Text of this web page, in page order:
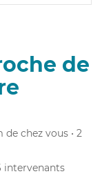
de
de chez vous • 2
intervenants